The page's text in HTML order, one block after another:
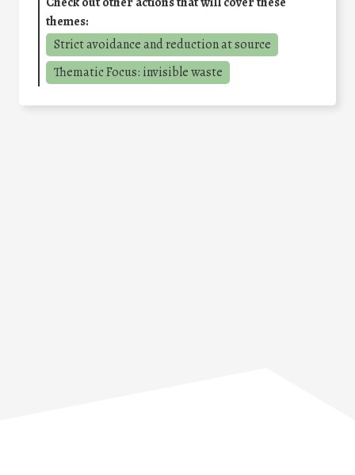
themes:
Strict avoidance and reduction at source
Thematic Focus: invisible waste